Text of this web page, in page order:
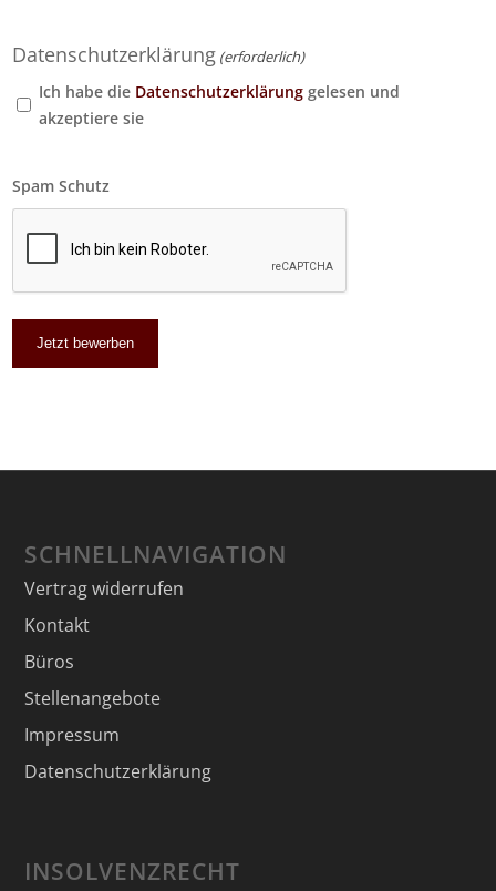
Datenschutzerklärung (erforderlich)
Ich habe die Datenschutzerklärung gelesen und
akzeptiere sie
Spam Schutz
SCHNELLNAVIGATION
Vertrag widerrufen
Kontakt
Büros
Stellenangebote
Impressum
Datenschutzerklärung
INSOLVENZRECHT